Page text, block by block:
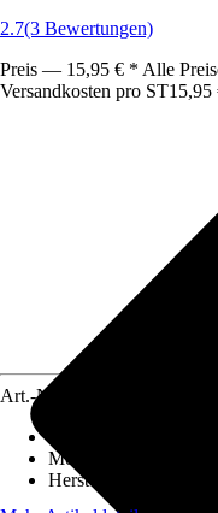
2.7(3 Bewertungen)
Preis — 15,95 € * Alle
Versandkosten pro ST15,95
Art.-Nr.
Montageart